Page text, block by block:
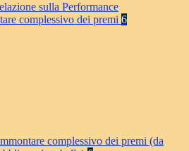
sulla Performance
complessivo dei premi 6
complessivo dei premi (da